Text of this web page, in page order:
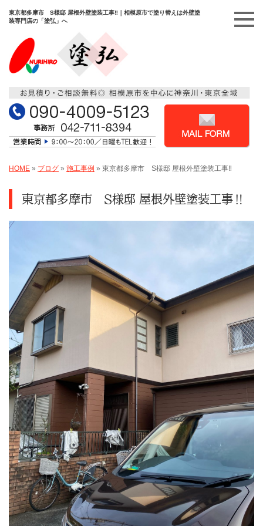
東京都多摩市 S様邸 屋根外壁塗装工事‼️｜相模原市で塗り替えは外壁塗
装専門店の「塗弘」へ
HOME » ブログ » 施工事例 » 東京都多摩市 S様邸 屋根外壁塗装工事‼️
東京都多摩市 S様邸 屋根外壁塗装工事‼️